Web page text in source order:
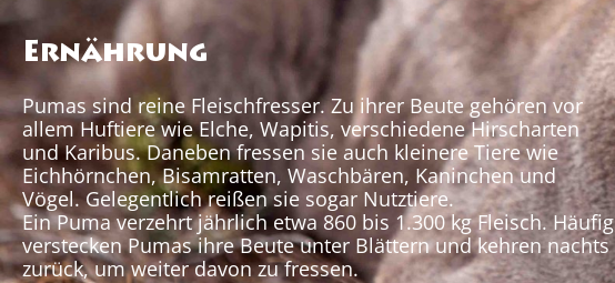
Ernährung
Pumas sind reine Fleischfresser. Zu ihrer Beute gehören vor
allem Huftiere wie Elche, Wapitis, verschiedene Hirscharten
und Karibus. Daneben fressen sie auch kleinere Tiere wie
Eichhörnchen, Bisamratten, Waschbären, Kaninchen und
Vögel. Gelegentlich reißen sie sogar Nutztiere.
Ein Puma verzehrt jährlich etwa 860 bis 1.300 kg Fleisch. Häufig
verstecken Pumas ihre Beute unter Blättern und kehren nachts
zurück, um weiter davon zu fressen.